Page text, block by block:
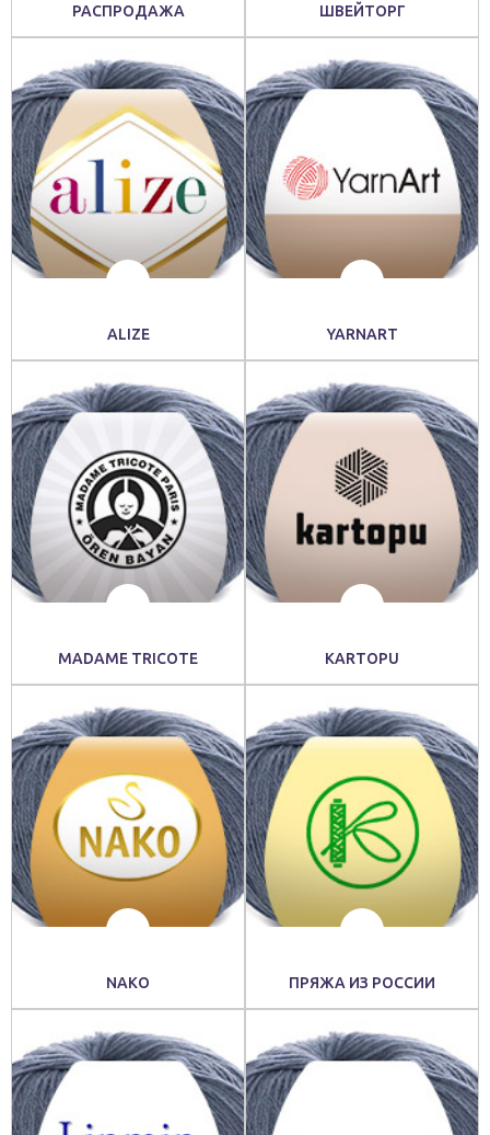
РАСПРОДАЖА ШВЕЙТОРГ
ALIZE YARNART
MADAME TRICOTE KARTOPU
NAKO ПРЯЖА ИЗ РОССИИ